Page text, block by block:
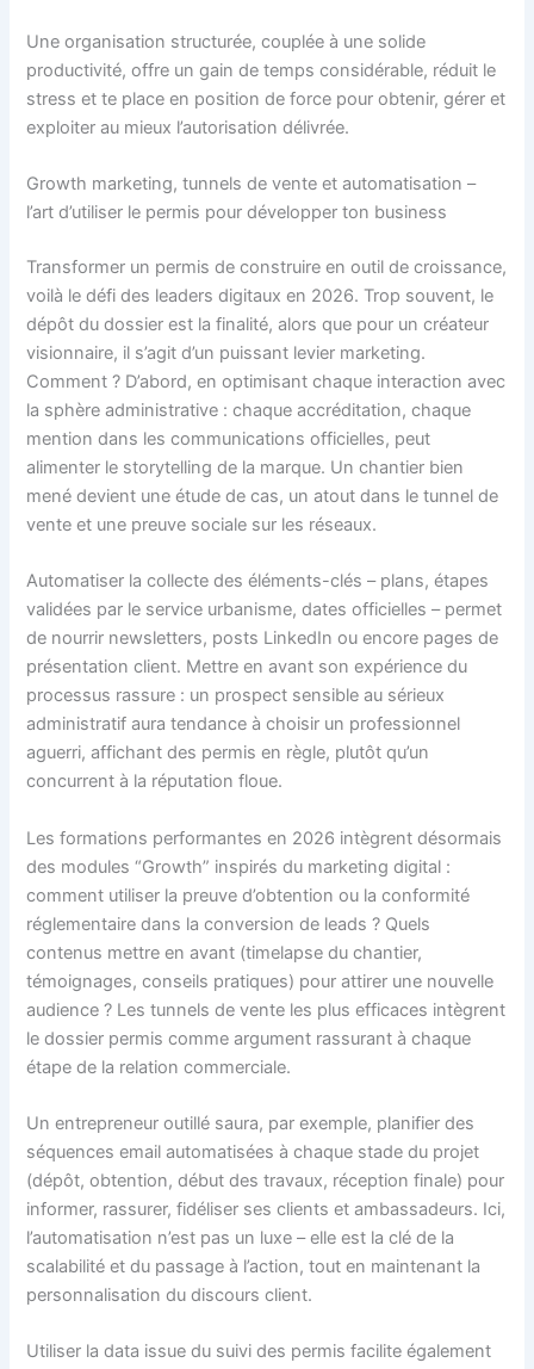
Une organisation structurée, couplée à une solide
productivité, offre un gain de temps considérable, réduit le
stress et te place en position de force pour obtenir, gérer et
exploiter au mieux l’autorisation délivrée.
Growth marketing, tunnels de vente et automatisation –
l’art d’utiliser le permis pour développer ton business
Transformer un permis de construire en outil de croissance,
voilà le défi des leaders digitaux en 2026. Trop souvent, le
dépôt du dossier est la finalité, alors que pour un créateur
visionnaire, il s’agit d’un puissant levier marketing.
Comment ? D’abord, en optimisant chaque interaction avec
la sphère administrative : chaque accréditation, chaque
mention dans les communications officielles, peut
alimenter le storytelling de la marque. Un chantier bien
mené devient une étude de cas, un atout dans le tunnel de
vente et une preuve sociale sur les réseaux.
Automatiser la collecte des éléments-clés – plans, étapes
validées par le service urbanisme, dates officielles – permet
de nourrir newsletters, posts LinkedIn ou encore pages de
présentation client. Mettre en avant son expérience du
processus rassure : un prospect sensible au sérieux
administratif aura tendance à choisir un professionnel
aguerri, affichant des permis en règle, plutôt qu’un
concurrent à la réputation floue.
Les formations performantes en 2026 intègrent désormais
des modules “Growth” inspirés du marketing digital :
comment utiliser la preuve d’obtention ou la conformité
réglementaire dans la conversion de leads ? Quels
contenus mettre en avant (timelapse du chantier,
témoignages, conseils pratiques) pour attirer une nouvelle
audience ? Les tunnels de vente les plus efficaces intègrent
le dossier permis comme argument rassurant à chaque
étape de la relation commerciale.
Un entrepreneur outillé saura, par exemple, planifier des
séquences email automatisées à chaque stade du projet
(dépôt, obtention, début des travaux, réception finale) pour
informer, rassurer, fidéliser ses clients et ambassadeurs. Ici,
l’automatisation n’est pas un luxe – elle est la clé de la
scalabilité et du passage à l’action, tout en maintenant la
personnalisation du discours client.
Utiliser la data issue du suivi des permis facilite également